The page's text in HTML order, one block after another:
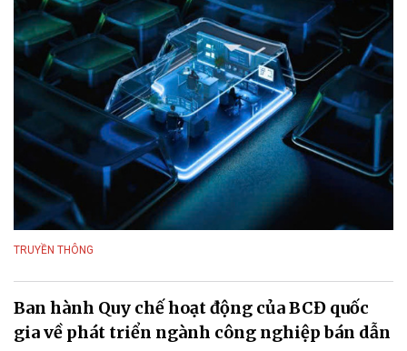
TRUYỀN THÔNG
Ban hành Quy chế hoạt động của BCĐ quốc
gia về phát triển ngành công nghiệp bán dẫn